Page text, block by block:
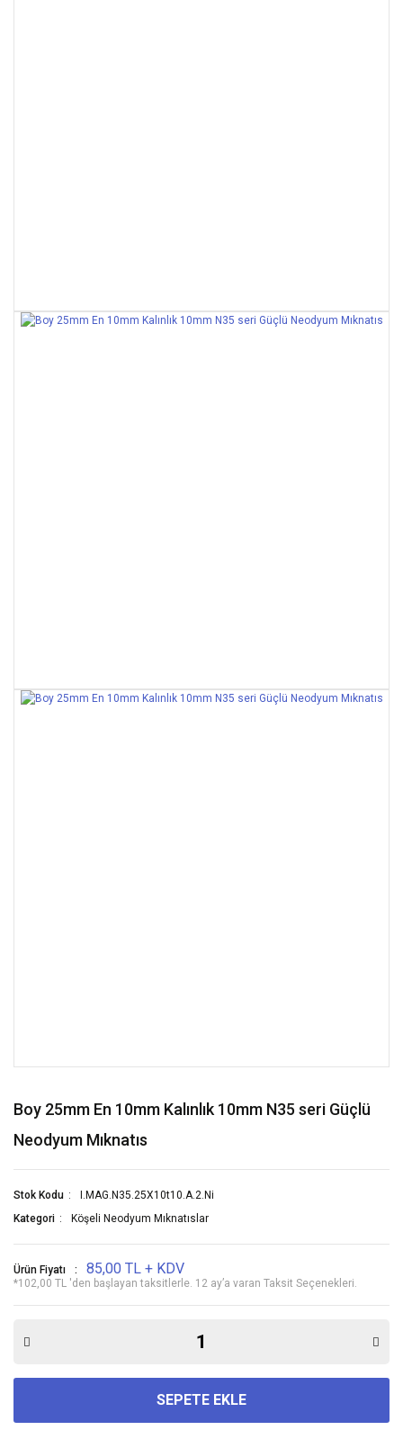
Boy 25mm En 10mm Kalınlık 10mm N35 seri Güçlü
Neodyum Mıknatıs
Stok Kodu
I.MAG.N35.25X10t10.A.2.Ni
Kategori
Köşeli Neodyum Mıknatıslar
Ürün Fiyatı 85,00 TL + KDV
*102,00 TL 'den başlayan taksitlerle. 12 ay’a varan Taksit Seçenekleri.
SEPETE EKLE